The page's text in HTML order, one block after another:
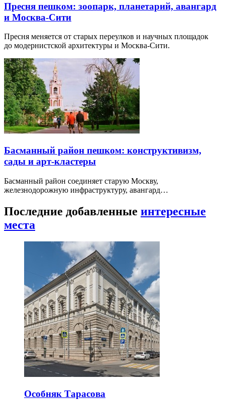
Пресня пешком: зоопарк, планетарий, авангард
и Москва-Сити
Пресня меняется от старых переулков и научных площадок
до модернистской архитектуры и Москва-Сити.
Басманный район пешком: конструктивизм,
сады и арт-кластеры
Басманный район соединяет старую Москву,
железнодорожную инфраструктуру, авангард…
Последние добавленные интересные
места
Особняк Тарасова